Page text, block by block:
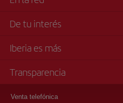
De tu interés
Iberia es más
Transparencia
Venta telefónica